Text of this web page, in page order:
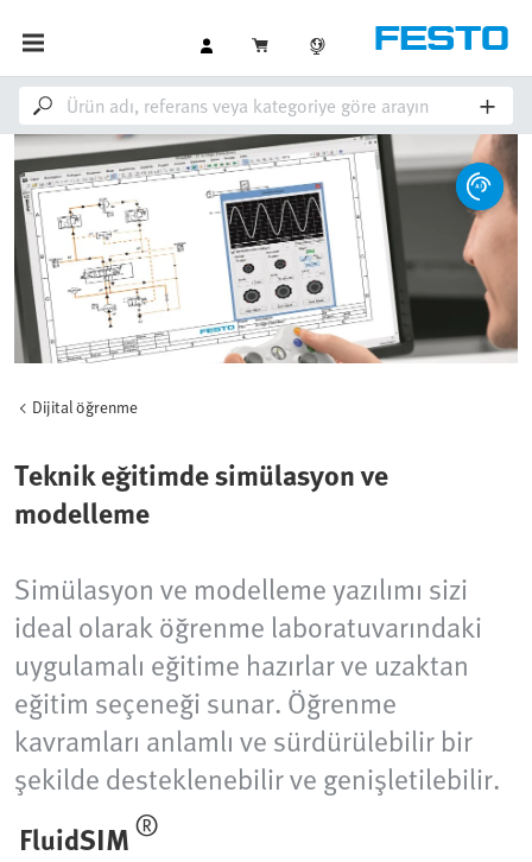
Dijital öğrenme
Teknik eğitimde simülasyon ve
modelleme
Simülasyon ve modelleme yazılımı sizi
ideal olarak öğrenme laboratuvarındaki
uygulamalı eğitime hazırlar ve uzaktan
eğitim seçeneği sunar. Öğrenme
kavramları anlamlı ve sürdürülebilir bir
şekilde desteklenebilir ve genişletilebilir.
FluidSIM®